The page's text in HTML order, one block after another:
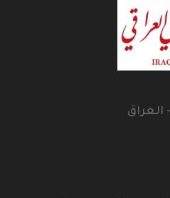
العراق